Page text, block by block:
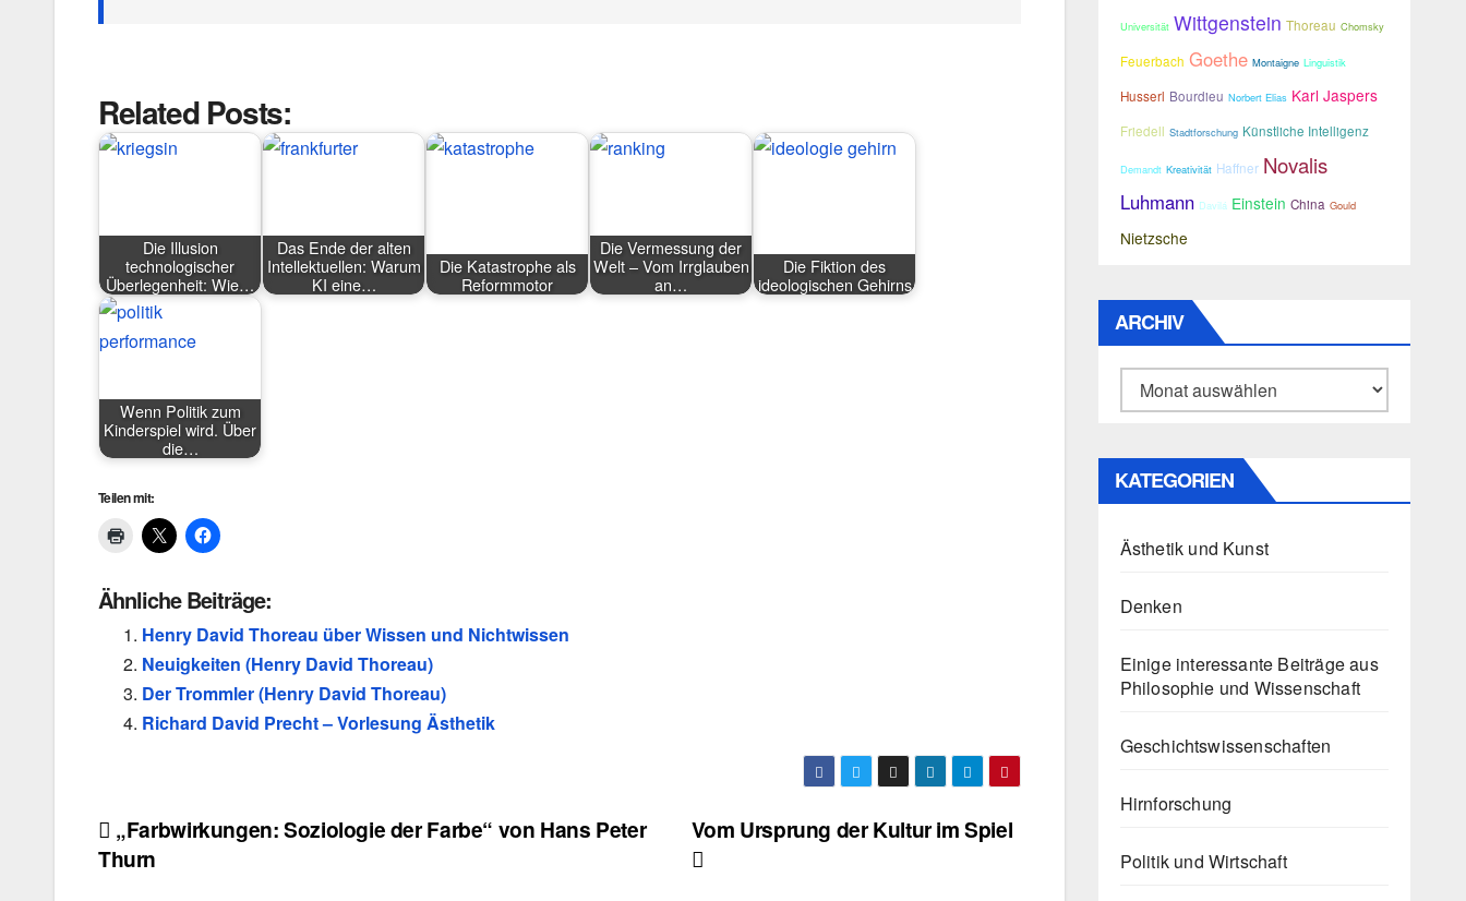
Related Posts:
Die Illusion
technologischer
Überlegenheit: Wie…
Das Ende der alten
Intellektuellen: Warum
KI eine…
Die Katastrophe als
Reformmotor
Die Vermessung der
Welt – Vom Irrglauben
an…
Die Fiktion des
ideologischen Gehirns
Wenn Politik zum
Kinderspiel wird. Über
die…
Teilen mit:
Ähnliche Beiträge:
Henry David Thoreau über Wissen und Nichtwissen
Neuigkeiten (Henry David Thoreau)
Der Trommler (Henry David Thoreau)
Richard David Precht – Vorlesung Ästhetik
Beitragsnavigation Vom Ursprung der Kultur im Spiel
„Farbwirkungen: Soziologie der Farbe“ von Hans Peter
Thurn
Universität Wittgenstein Thoreau Chomsky
Feuerbach Goethe Montaigne Linguistik
Husserl Bourdieu Norbert Elias Karl Jaspers
Friedell Stadtforschung Künstliche Intelligenz
Demandt Kreativität Haffner Novalis
Luhmann Davilá Einstein China Gould
Nietzsche
ARCHIV
Archiv
KATEGORIEN
Ästhetik und Kunst
Denken
Einige interessante Beiträge aus
Philosophie und Wissenschaft
Geschichtswissenschaften
Hirnforschung
Politik und Wirtschaft